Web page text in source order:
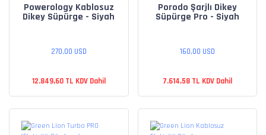
Powerology Kablosuz
Dikey Süpürge - Siyah
270,00 USD
12.849,60 TL KDV Dahil
Porodo Şarjlı Dikey
Süpürge Pro - Siyah
160,00 USD
7.614,58 TL KDV Dahil